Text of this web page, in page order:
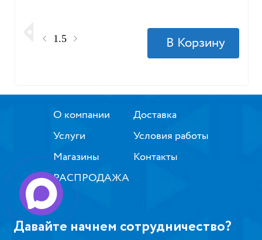
О компании
Услуги
Магазины
РАСПРОДАЖА
Доставка
Условия работы
Контакты
Давайте начнем сотрудничество?